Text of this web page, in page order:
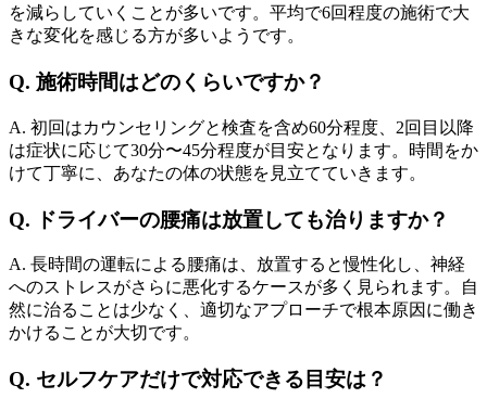
を減らしていくことが多いです。平均で6回程度の施術で大
きな変化を感じる方が多いようです。
Q. 施術時間はどのくらいですか？
A. 初回はカウンセリングと検査を含め60分程度、2回目以降
は症状に応じて30分〜45分程度が目安となります。時間をか
けて丁寧に、あなたの体の状態を見立てていきます。
Q. ドライバーの腰痛は放置しても治りますか？
A. 長時間の運転による腰痛は、放置すると慢性化し、神経
へのストレスがさらに悪化するケースが多く見られます。自
然に治ることは少なく、適切なアプローチで根本原因に働き
かけることが大切です。
Q. セルフケアだけで対応できる目安は？